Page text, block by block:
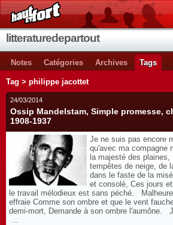
litteraturedepartout
Notes Catégories Archives Tags
Tag > philippe jacottet
24/03/2014
Ossip Mandelstam, Simple promesse,
1908-1937
Je ne suis pas encore
qu'avec ma compagne
la majesté des plaines,
tempêtes de neige, de
dans le faste de la
et consolé, Ces jours
le travail mélodieux est sans péché.
effraie Comme son ombre et que le vent
demi-mort, Demande à son ombre l'aumône.
...